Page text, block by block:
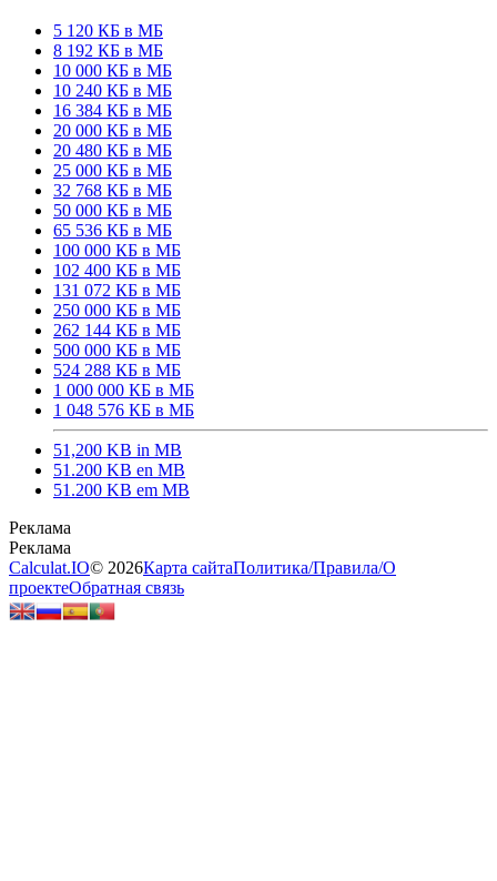
5 120 КБ в МБ
8 192 КБ в МБ
10 000 КБ в МБ
10 240 КБ в МБ
16 384 КБ в МБ
20 000 КБ в МБ
20 480 КБ в МБ
25 000 КБ в МБ
32 768 КБ в МБ
50 000 КБ в МБ
65 536 КБ в МБ
100 000 КБ в МБ
102 400 КБ в МБ
131 072 КБ в МБ
250 000 КБ в МБ
262 144 КБ в МБ
500 000 КБ в МБ
524 288 КБ в МБ
1 000 000 КБ в МБ
1 048 576 КБ в МБ
51,200 KB in MB
51.200 KB en MB
51.200 KB em MB
Calculat.IO© 2026Карта сайтаПолитика/Правила/О
проектеОбратная связь